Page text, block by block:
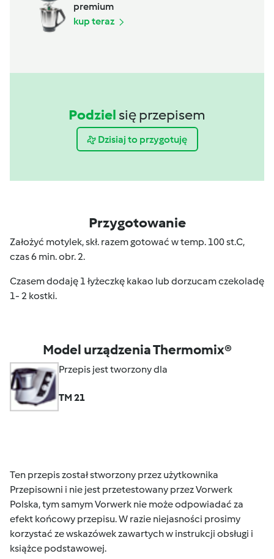
premium
kup teraz
Podziel się przepisem
Dzisiaj to przygotuję
Przygotowanie
Założyć motylek, skł. razem gotować w temp. 100 st.C,
czas 6 min. obr. 2.
Czasem dodaję 1 łyżeczkę kakao lub dorzucam czekoladę
1- 2 kostki.
Model urządzenia Thermomix®
Przepis jest tworzony dla
TM 21
Ten przepis został stworzony przez użytkownika
Przepisowni i nie jest przetestowany przez Vorwerk
Polska, tym samym Vorwerk nie może odpowiadać za
efekt końcowy przepisu. W razie niejasności prosimy
korzystać ze wskazówek zawartych w instrukcji obsługi i
książce podstawowej.